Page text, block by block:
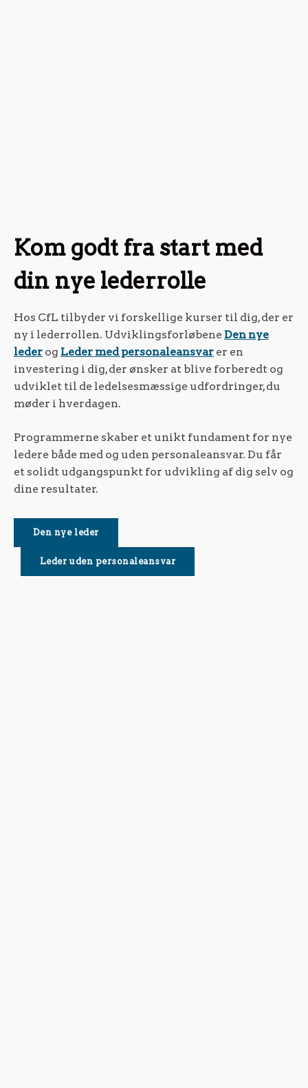
Kom godt fra start med
din nye lederrolle
Hos CfL tilbyder vi forskellige kurser til dig, der er
ny i lederrollen. Udviklingsforløbene Den nye
leder og Leder med personaleansvar er en
investering i dig, der ønsker at blive forberedt og
udviklet til de ledelsesmæssige udfordringer, du
møder i hverdagen.
Programmerne skaber et unikt fundament for nye
ledere både med og uden personaleansvar. Du får
et solidt udgangspunkt for udvikling af dig selv og
dine resultater.
Den nye leder
Leder uden personaleansvar